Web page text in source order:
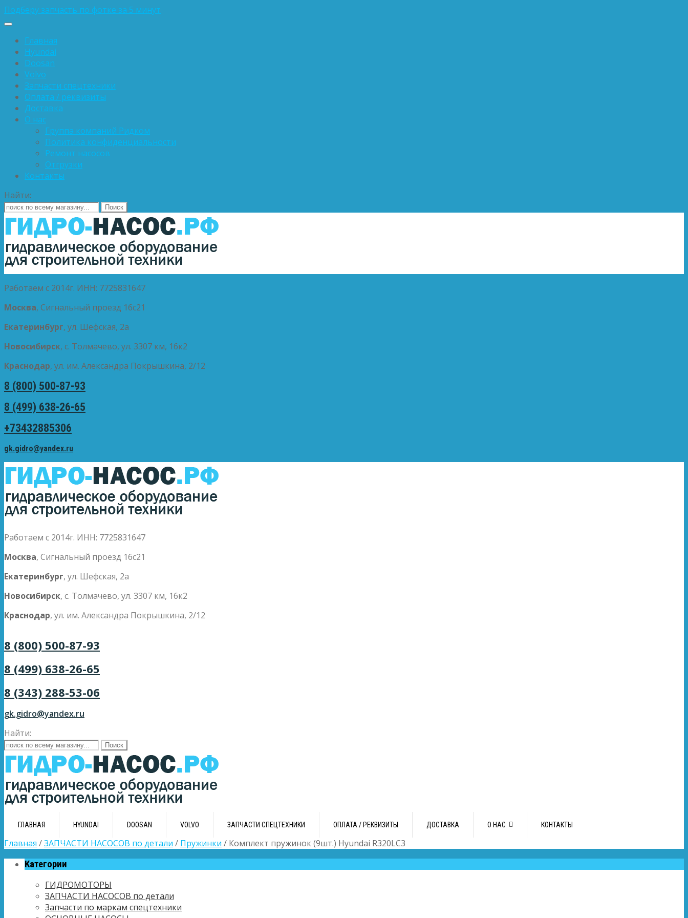
Подберу запчасть по фотке за 5 минут
Главная
Hyundai
Doosan
Volvo
Запчасти спецтехники
Оплата / реквизиты
Доставка
О нас
Группа компаний Ридком
Политика конфиденциальности
Ремонт насосов
Отгрузки
Контакты
Найти:
Работаем с 2014г. ИНН: 7725831647
Москва, Сигнальный проезд 16с21
Екатеринбург, ул. Шефская, 2а
Новосибирск, с. Толмачево, ул. 3307 км, 16к2
Краснодар, ул. им. Александра Покрышкина, 2/12
8 (800) 500-87-93
8 (499) 638-26-65
+73432885306
gk.gidro@yandex.ru
Работаем с 2014г. ИНН: 7725831647
Москва, Сигнальный проезд 16с21
Екатеринбург, ул. Шефская, 2а
Новосибирск, с. Толмачево, ул. 3307 км, 16к2
Краснодар, ул. им. Александра Покрышкина, 2/12
8 (800) 500-87-93
8 (499) 638-26-65
8 (343) 288-53-06
gk.gidro@yandex.ru
Найти:
ГЛАВНАЯ HYUNDAI DOOSAN VOLVO ЗАПЧАСТИ СПЕЦТЕХНИКИ ОПЛАТА / РЕКВИЗИТЫ ДОСТАВКА О НАС КОНТАКТЫ
Главная /ЗАПЧАСТИ НАСОСОВ по детали / Пружинки / Комплект пружинок (9шт.) Hyundai R320LC3
Категории
ГИДРОМОТОРЫ
ЗАПЧАСТИ НАСОСОВ по детали
Запчасти по маркам спецтехники